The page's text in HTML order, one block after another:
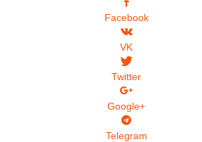
Facebook
VK
Twitter
Google+
Telegram